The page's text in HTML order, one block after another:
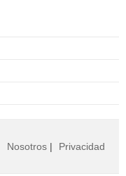
Nosotros | Privacidad